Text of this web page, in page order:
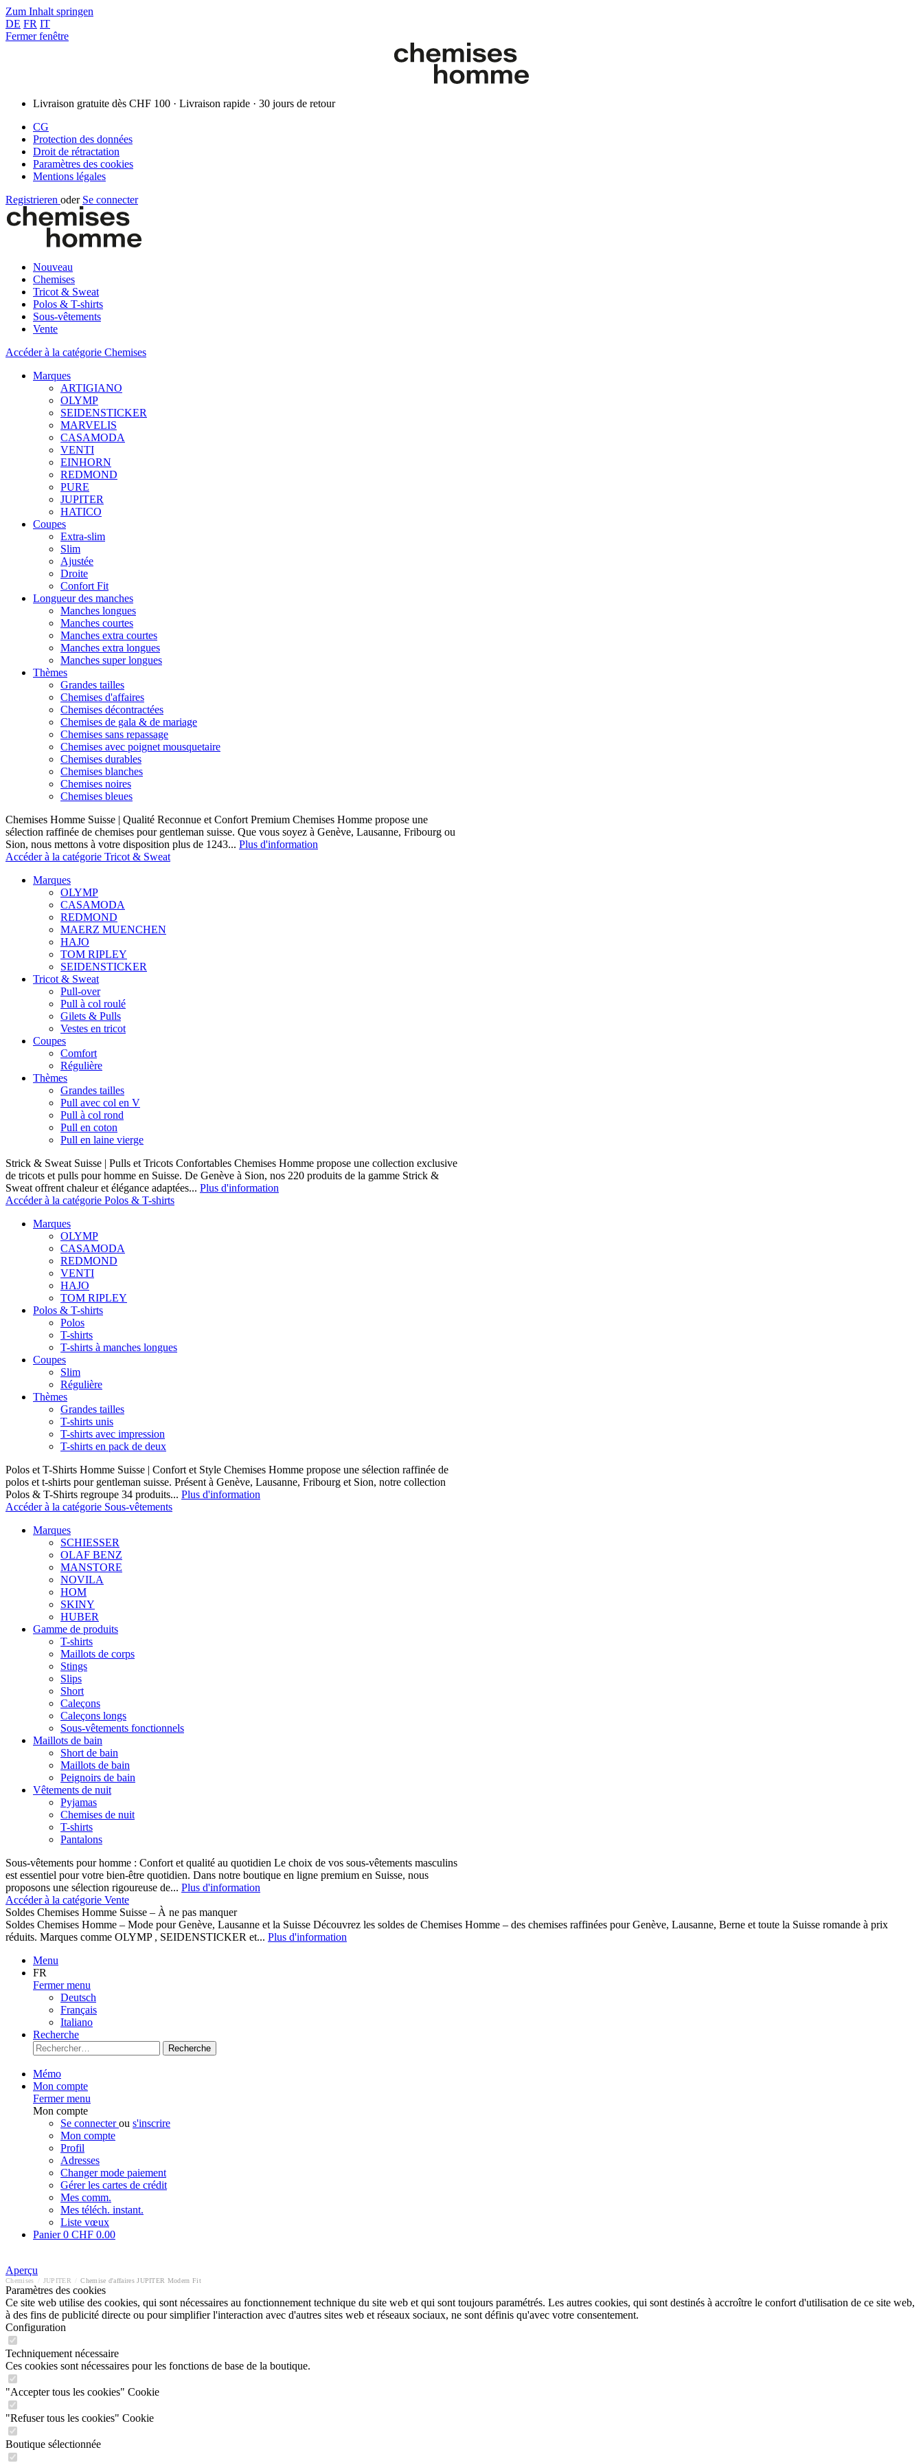
Zum Inhalt springen
DE FR IT
Fermer fenêtre
Livraison gratuite dès CHF 100 · Livraison rapide · 30 jours de retour
CG
Protection des données
Droit de rétractation
Paramètres des cookies
Mentions légales
Registrieren oder Se connecter
Nouveau
Chemises
Tricot & Sweat
Polos & T-shirts
Sous-vêtements
Vente
Accéder à la catégorie Chemises
Marques
ARTIGIANO
OLYMP
SEIDENSTICKER
MARVELIS
CASAMODA
VENTI
EINHORN
REDMOND
PURE
JUPITER
HATICO
Coupes
Extra-slim
Slim
Ajustée
Droite
Confort Fit
Longueur des manches
Manches longues
Manches courtes
Manches extra courtes
Manches extra longues
Manches super longues
Thèmes
Grandes tailles
Chemises d'affaires
Chemises décontractées
Chemises de gala & de mariage
Chemises sans repassage
Chemises avec poignet mousquetaire
Chemises durables
Chemises blanches
Chemises noires
Chemises bleues
Chemises Homme Suisse | Qualité Reconnue et Confort Premium Chemises Homme propose une
sélection raffinée de chemises pour gentleman suisse. Que vous soyez à Genève, Lausanne, Fribourg ou
Sion, nous mettons à votre disposition plus de 1243... Plus d'information
Accéder à la catégorie Tricot & Sweat
Marques
OLYMP
CASAMODA
REDMOND
MAERZ MUENCHEN
HAJO
TOM RIPLEY
SEIDENSTICKER
Tricot & Sweat
Pull-over
Pull à col roulé
Gilets & Pulls
Vestes en tricot
Coupes
Comfort
Régulière
Thèmes
Grandes tailles
Pull avec col en V
Pull à col rond
Pull en coton
Pull en laine vierge
Strick & Sweat Suisse | Pulls et Tricots Confortables Chemises Homme propose une collection exclusive
de tricots et pulls pour homme en Suisse. De Genève à Sion, nos 220 produits de la gamme Strick &
Sweat offrent chaleur et élégance adaptées... Plus d'information
Accéder à la catégorie Polos & T-shirts
Marques
OLYMP
CASAMODA
REDMOND
VENTI
HAJO
TOM RIPLEY
Polos & T-shirts
Polos
T-shirts
T-shirts à manches longues
Coupes
Slim
Régulière
Thèmes
Grandes tailles
T-shirts unis
T-shirts avec impression
T-shirts en pack de deux
Polos et T-Shirts Homme Suisse | Confort et Style Chemises Homme propose une sélection raffinée de
polos et t-shirts pour gentleman suisse. Présent à Genève, Lausanne, Fribourg et Sion, notre collection
Polos & T-Shirts regroupe 34 produits... Plus d'information
Accéder à la catégorie Sous-vêtements
Marques
SCHIESSER
OLAF BENZ
MANSTORE
NOVILA
HOM
SKINY
HUBER
Gamme de produits
T-shirts
Maillots de corps
Stings
Slips
Short
Caleçons
Caleçons longs
Sous-vêtements fonctionnels
Maillots de bain
Short de bain
Maillots de bain
Peignoirs de bain
Vêtements de nuit
Pyjamas
Chemises de nuit
T-shirts
Pantalons
Sous-vêtements pour homme : Confort et qualité au quotidien Le choix de vos sous-vêtements masculins
est essentiel pour votre bien-être quotidien. Dans notre boutique en ligne premium en Suisse, nous
proposons une sélection rigoureuse de... Plus d'information
Accéder à la catégorie Vente
Soldes Chemises Homme Suisse – À ne pas manquer
Soldes Chemises Homme – Mode pour Genève, Lausanne et la Suisse Découvrez les soldes de Chemises Homme – des chemises raffinées pour Genève, Lausanne, Berne et toute la Suisse romande à prix
réduits. Marques comme OLYMP , SEIDENSTICKER et... Plus d'information
Menu
FR
Fermer menu
Deutsch
Français
Italiano
Recherche
Recherche
Mémo
Mon compte
Fermer menu
Mon compte
Se connecterou s'inscrire
Mon compte
Profil
Adresses
Changer mode paiement
Gérer les cartes de crédit
Mes comm.
Mes téléch. instant.
Liste vœux
Panier0 CHF 0.00
Aperçu
Chemises JUPITER Chemise d'affaires JUPITER Modern Fit
Paramètres des cookies
Ce site web utilise des cookies, qui sont nécessaires au fonctionnement technique du site web et qui sont toujours paramétrés. Les autres cookies, qui sont destinés à accroître le confort d'utilisation de ce site web,
à des fins de publicité directe ou pour simplifier l'interaction avec d'autres sites web et réseaux sociaux, ne sont définis qu'avec votre consentement.
Configuration
Techniquement nécessaire
Ces cookies sont nécessaires pour les fonctions de base de la boutique.
"Accepter tous les cookies" Cookie
"Refuser tous les cookies" Cookie
Boutique sélectionnée